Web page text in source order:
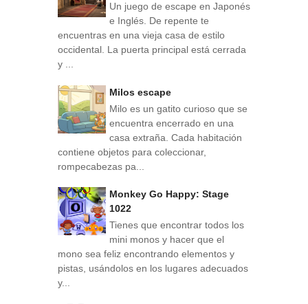
Un juego de escape en Japonés
e Inglés. De repente te
encuentras en una vieja casa de estilo
occidental. La puerta principal está cerrada
y ...
Milos escape
Milo es un gatito curioso que se
encuentra encerrado en una
casa extraña. Cada habitación
contiene objetos para coleccionar,
rompecabezas pa...
Monkey Go Happy: Stage
1022
Tienes que encontrar todos los
mini monos y hacer que el
mono sea feliz encontrando elementos y
pistas, usándolos en los lugares adecuados
y...